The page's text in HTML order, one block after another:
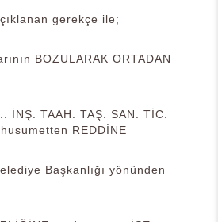
gerekçe ile;
BOZULARAK ORTADAN
İNŞ. TAAH. TAŞ. SAN. TİC.
REDDİNE
Başkanlığı yönünden